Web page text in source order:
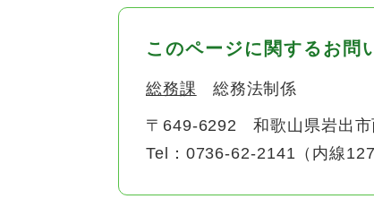
このページに関するお問
総務課 総務法制係
〒649-6292
和歌山県岩出
Tel：0736-62-2141（内線127